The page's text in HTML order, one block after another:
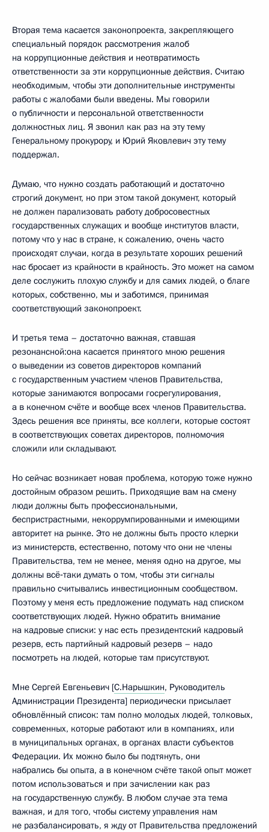
Вторая тема касается законопроекта, закрепляющего
специальный порядок рассмотрения жалоб
на коррупционные действия и неотвратимость
ответственности за эти коррупционные действия. Считаю
необходимым, чтобы эти дополнительные инструменты
работы с жалобами были введены. Мы говорили
о публичности и персональной ответственности
должностных лиц. Я звонил как раз на эту тему
Генеральному прокурору, и Юрий Яковлевич эту тему
поддержал.
Думаю, что нужно создать работающий и достаточно
строгий документ, но при этом такой документ, который
не должен парализовать работу добросовестных
государственных служащих и вообще институтов власти,
потому что у нас в стране, к сожалению, очень часто
происходят случаи, когда в результате хороших решений
нас бросает из крайности в крайность. Это может на самом
деле сослужить плохую службу и для самих людей, о благе
которых, собственно, мы и заботимся, принимая
соответствующий законопроект.
И третья тема – достаточно важная, ставшая
резонансной:она касается принятого мною решения
о выведении из советов директоров компаний
с государственным участием членов Правительства,
которые занимаются вопросами госрегулирования,
а в конечном счёте и вообще всех членов Правительства.
Здесь решения все приняты, все коллеги, которые состоят
в соответствующих советах директоров, полномочия
сложили или складывают.
Но сейчас возникает новая проблема, которую тоже нужно
достойным образом решить. Приходящие вам на смену
люди должны быть профессиональными,
беспристрастными, некоррумпированными и имеющими
авторитет на рынке. Это не должны быть просто клерки
из министерств, естественно, потому что они не члены
Правительства, тем не менее, меняя одно на другое, мы
должны всё‑таки думать о том, чтобы эти сигналы
правильно считывались инвестиционным сообществом.
Поэтому у меня есть предложение подумать над списком
соответствующих людей. Нужно обратить внимание
на кадровые списки: у нас есть президентский кадровый
резерв, есть партийный кадровый резерв – надо
посмотреть на людей, которые там присутствуют.
Мне Сергей Евгеньевич [С.Нарышкин, Руководитель
Администрации Президента] периодически присылает
обновлённый список: там полно молодых людей, толковых,
современных, которые работают или в компаниях, или
в муниципальных органах, в органах власти субъектов
Федерации. Их можно было бы подтянуть, они
набрались бы опыта, а в конечном счёте такой опыт может
потом использоваться и при зачислении как раз
на государственную службу. В любом случае эта тема
важная, и для того, чтобы систему управления нам
не разбалансировать, я жду от Правительства предложений